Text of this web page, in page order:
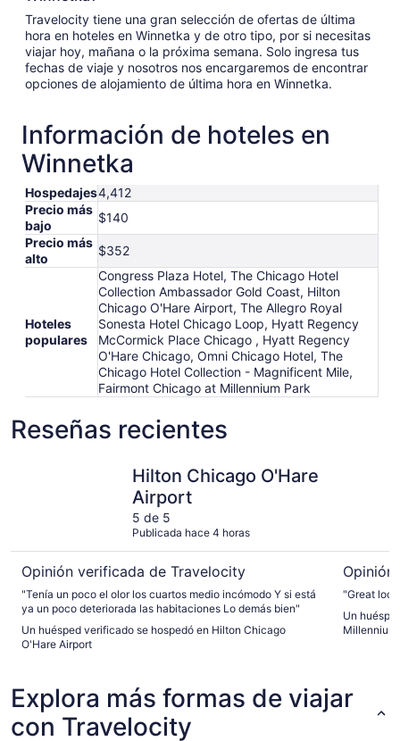
Travelocity tiene una gran selección de ofertas de última
hora en hoteles en Winnetka y de otro tipo, por si necesitas
viajar hoy, mañana o la próxima semana. Solo ingresa tus
fechas de viaje y nosotros nos encargaremos de encontrar
opciones de alojamiento de última hora en Winnetka.
Información de hoteles en
Winnetka
Hospedajes4,412
Precio más
bajo
$140
Precio más
alto
$352
Hoteles
populares
Congress Plaza Hotel, The Chicago Hotel
Collection Ambassador Gold Coast, Hilton
Chicago O'Hare Airport, The Allegro Royal
Sonesta Hotel Chicago Loop, Hyatt Regency
McCormick Place Chicago , Hyatt Regency
O'Hare Chicago, Omni Chicago Hotel, The
Chicago Hotel Collection - Magnificent Mile,
Fairmont Chicago at Millennium Park
Reseñas recientes
Hilton Chicago O'Hare
Airport
5 de 5
Publicada hace 4 horas
Opinión verificada de Travelocity
"Tenía un poco el olor los cuartos medio incómodo Y si está
ya un poco deteriorada las habitaciones Lo demás bien"
Un huésped verificado se hospedó en Hilton Chicago
O'Hare Airport
"Great
Un
Millennium
Explora más formas de viajar
con Travelocity